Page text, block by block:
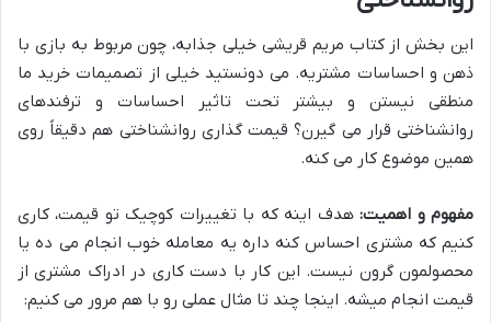
این بخش از کتاب مریم قریشی خیلی جذابه، چون مربوط به بازی با
ذهن و احساسات مشتریه. می دونستید خیلی از تصمیمات خرید ما
منطقی نیستن و بیشتر تحت تاثیر احساسات و ترفندهای
روانشناختی قرار می گیرن؟ قیمت گذاری روانشناختی هم دقیقاً روی
همین موضوع کار می کنه.
مفهوم و اهمیت:هدف اینه که با تغییرات کوچیک تو قیمت، کاری
کنیم که مشتری احساس کنه داره یه معامله خوب انجام می ده یا
محصولمون گرون نیست. این کار با دست کاری در ادراک مشتری از
قیمت انجام میشه. اینجا چند تا مثال عملی رو با هم مرور می کنیم: